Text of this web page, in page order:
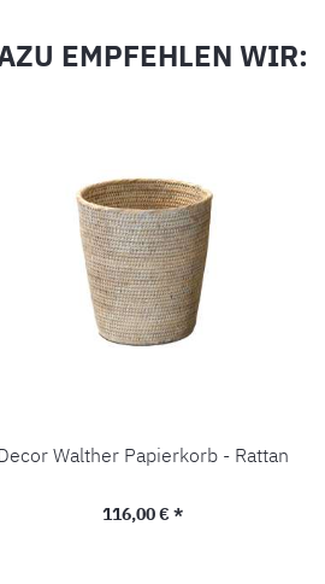
EMPFEHLEN WIR:
Walther Papierkorb - Rattan
Regulärer Preis:
116,00 € *